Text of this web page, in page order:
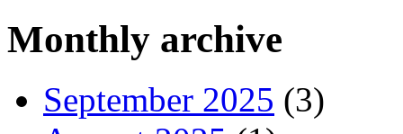
Monthly archive
September 2025 (3)